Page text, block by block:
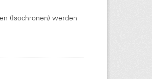
(Isochronen) werden